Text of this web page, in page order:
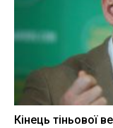
Кінець тіньової